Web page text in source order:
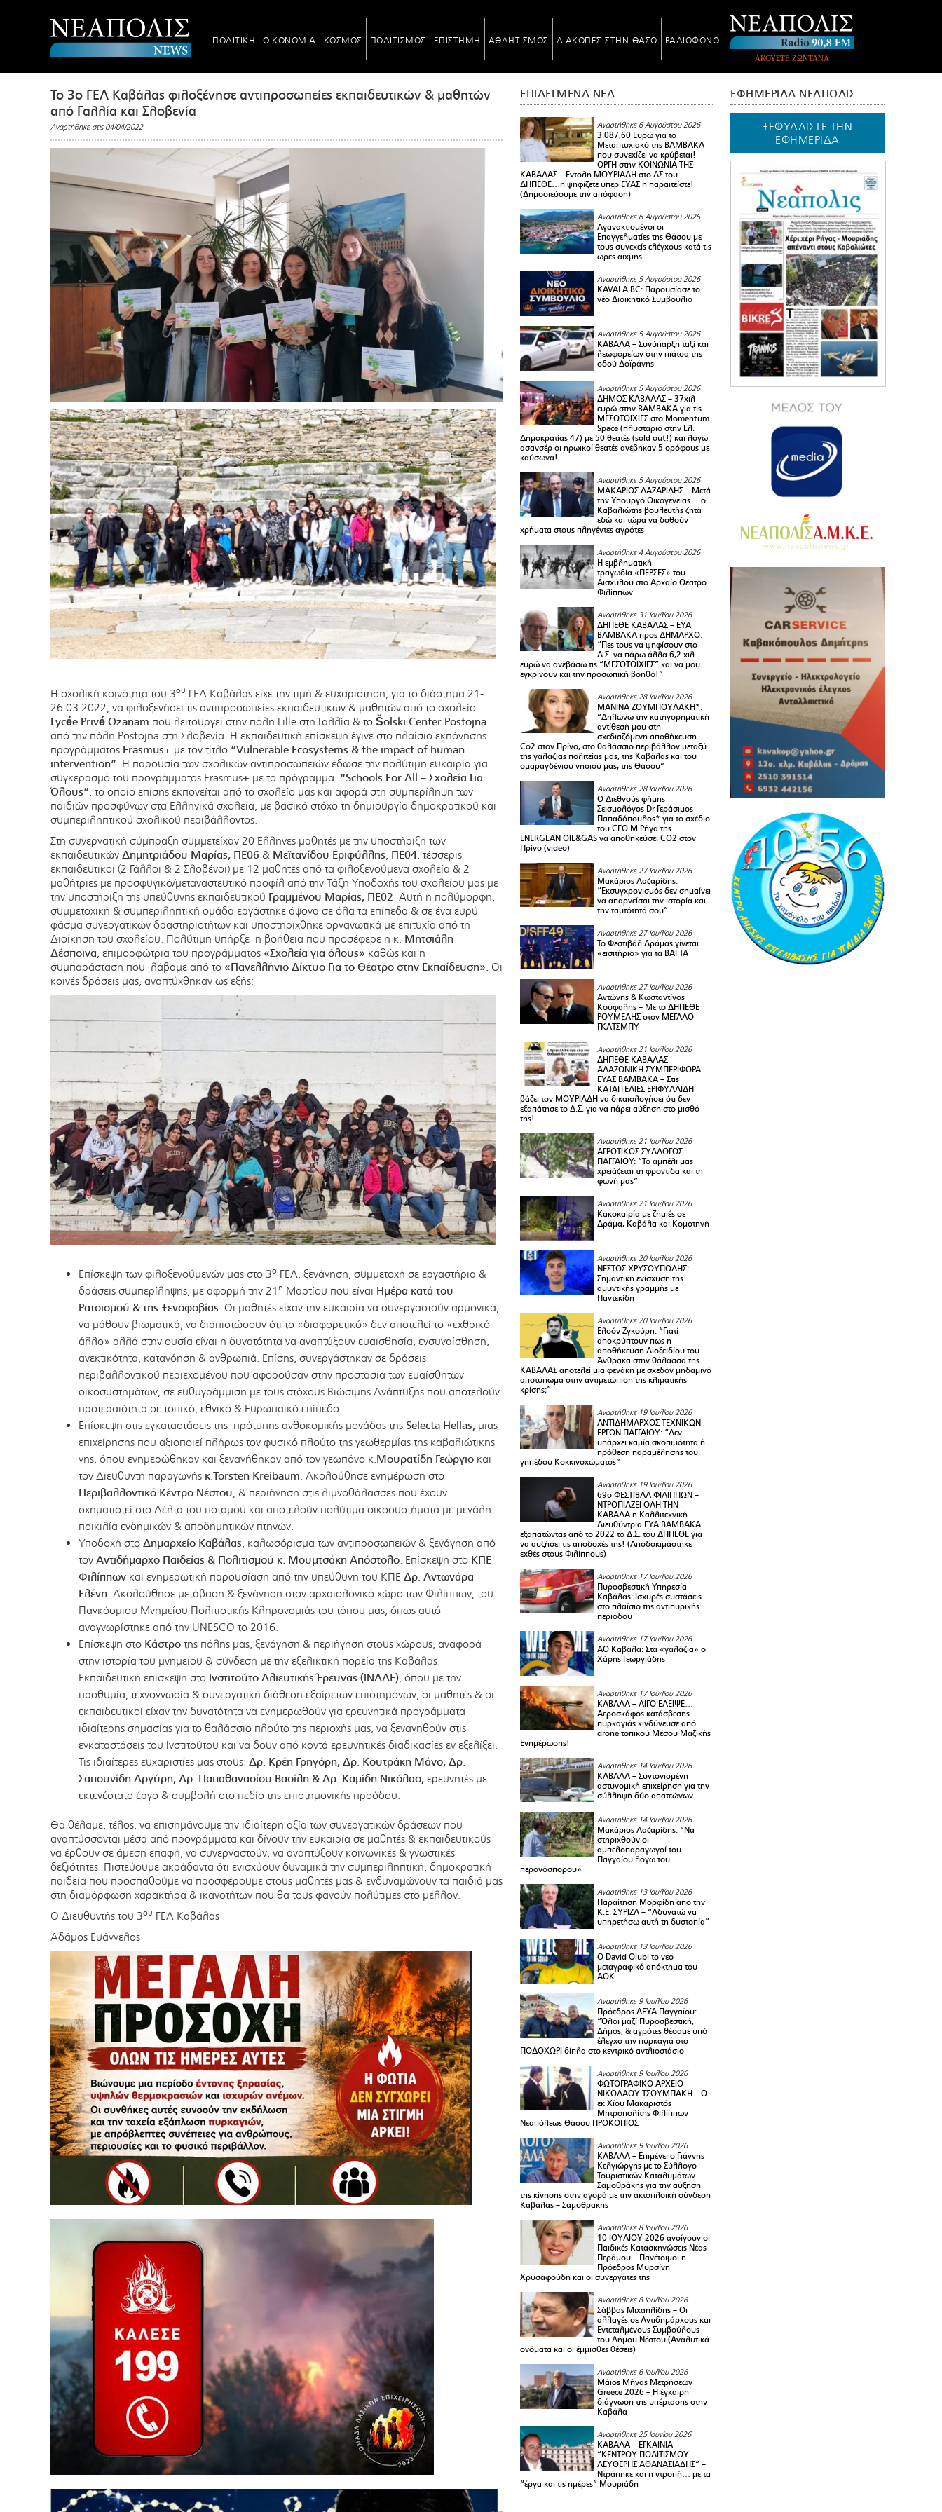
ΠΟΛΙΤΙΚΗ ΟΙΚΟΝΟΜΙΑ ΚΟΣΜΟΣ ΠΟΛΙΤΙΣΜΟΣ ΕΠΙΣΤΗΜΗ ΑΘΛΗΤΙΣΜΟΣ ΔΙΑΚΟΠΕΣ ΣΤΗΝ ΘΑΣΟ ΡΑΔΙΟΦΩΝΟ
ΑΚΟΥΣΤΕ ΖΩΝΤΑΝΑ
To 3ο ΓΕΛ Καβάλας φιλοξένησε αντιπροσωπείες εκπαιδευτικών & μαθητών
από Γαλλία και Σλοβενία
Αναρτήθηκε στις 04/04/2022
Η σχολική κοινότητα του 3ου ΓΕΛ Καβάλας είχε την τιμή & ευχαρίστηση, για το διάστημα 21-
26.03.2022, να φιλοξενήσει τις αντιπροσωπείες εκπαιδευτικών & μαθητών από το σχολείο
Lycée Privé Ozanam που λειτουργεί στην πόλη Lille στη Γαλλία & το Šolski Center Postojna
από την πόλη Postojna στη Σλοβενία. Η εκπαιδευτική επίσκεψη έγινε στο πλαίσιο εκπόνησης
προγράμματος Erasmus+ με τον τίτλο “Vulnerable Ecosystems & the impact of human
intervention” . Η παρουσία των σχολικών αντιπροσωπειών έδωσε την πολύτιμη ευκαιρία για
συγκερασμό του προγράμματος Erasmus+ με το πρόγραμμα “Schools For All – Σχολεία Για
Όλους” , το οποίο επίσης εκπονείται από το σχολείο μας και αφορά στη συμπερίληψη των
παιδιών προσφύγων στα Ελληνικά σχολεία, με βασικό στόχο τη δημιουργία δημοκρατικού και
συμπεριληπτικού σχολικού περιβάλλοντος.
Στη συνεργατική σύμπραξη συμμετείχαν 20 Έλληνες μαθητές με την υποστήριξη των
εκπαιδευτικών Δημητριάδου Μαρίας, ΠΕ06 & Μεϊτανίδου Εριφύλλης ΠΕ04 , τέσσερις
εκπαιδευτικοί (2 Γάλλοι & 2 Σλοβένοι) με 12 μαθητές από τα φιλοξενούμενα σχολεία & 2
μαθήτριες με προσφυγικό/μεταναστευτικό προφίλ από την Τάξη Υποδοχής του σχολείου μας με
την υποστήριξη της υπεύθυνης εκπαιδευτικού Γραμμένου Μαρίας, ΠΕ02 . Αυτή η πολύμορφη,
συμμετοχική & συμπεριληπτική ομάδα εργάστηκε άψογα σε όλα τα επίπεδα & σε ένα ευρύ
φάσμα συνεργατικών δραστηριοτήτων και υποστηρίχθηκε οργανωτικά με επιτυχία από τη
Διοίκηση του σχολείου. Πολύτιμη υπήρξε η βοήθεια που προσέφερε η κ. Μητσιάλη
Δέσποινα , επιμορφώτρια του προγράμματος «Σχολεία για όλους» καθώς και η
συμπαράσταση που λάβαμε από το «Πανελλήνιο Δίκτυο Για το Θέατρο στην Εκπαίδευση». Οι
κοινές δράσεις μας, αναπτύχθηκαν ως εξής:
Επίσκεψη των φιλοξενούμενών μας στο 3ο ΓΕΛ, ξενάγηση, συμμετοχή σε εργαστήρια &
δράσεις συμπερίληψης, με αφορμή την 21 η Μαρτίου που είναι Ημέρα κατά του
Ρατσισμού & της Ξενοφοβίας. Οι μαθητές είχαν την ευκαιρία να συνεργαστούν αρμονικά,
να μάθουν βιωματικά, να διαπιστώσουν ότι το «διαφορετικό» δεν αποτελεί το «εχθρικό
άλλο» αλλά στην ουσία είναι η δυνατότητα να αναπτύξουν ευαισθησία, ενσυναίσθηση,
ανεκτικότητα, κατανόηση & ανθρωπιά. Επίσης, συνεργάστηκαν σε δράσεις
περιβαλλοντικού περιεχομένου που αφορούσαν στην προστασία των ευαίσθητων
οικοσυστημάτων, σε ευθυγράμμιση με τους στόχους Βιώσιμης Ανάπτυξης που αποτελούν
προτεραιότητα σε τοπικό, εθνικό & Ευρωπαϊκό επίπεδο.
Επίσκεψη στις εγκαταστάσεις της πρότυπης ανθοκομικής μονάδας της Selecta Hellas, μιας
επιχείρησης που αξιοποιεί πλήρως τον φυσικό πλούτο της γεωθερμίας της καβαλιώτικης
γης, όπου ενημερώθηκαν και ξεναγήθηκαν από τον γεωπόνο κ.Μουρατίδη Γεώργιο και
τον Διευθυντή παραγωγής κ.Torsten Kreibaum. Ακολούθησε ενημέρωση στο
Περιβαλλοντικό Κέντρο Νέστου, & περιήγηση στις λιμνοθάλασσες που έχουν
σχηματιστεί στο Δέλτα του ποταμού και αποτελούν πολύτιμα οικοσυστήματα με μεγάλη
ποικιλία ενδημικών & αποδημητικών πτηνών.
Υποδοχή στο Δημαρχείο Καβάλας, καλωσόρισμα των αντιπροσωπειών & ξενάγηση από
τον Αντιδήμαρχο Παιδείας & Πολιτισμού κ. Μουμτσάκη Απόστολο. Επίσκεψη στο ΚΠΕ
Φιλίππων και ενημερωτική παρουσίαση από την υπεύθυνη του ΚΠΕ Δρ. Αντωνάρα
Ελένη. Ακολούθησε μετάβαση & ξενάγηση στον αρχαιολογικό χώρο των Φιλίππων, του
Παγκόσμιου Μνημείου Πολιτιστικής Κληρονομιάς του τόπου μας, όπως αυτό
αναγνωρίστηκε από την UNESCO το 2016.
Επίσκεψη στο Κάστρο της πόλης μας, ξενάγηση & περιήγηση στους χώρους, αναφορά
στην ιστορία του μνημείου & σύνδεση με την εξελικτική πορεία της Καβάλας.
Εκπαιδευτική επίσκεψη στο Ινστιτούτο Αλιευτικής Έρευνας (ΙΝΑΛΕ), όπου με την
προθυμία, τεχνογνωσία & συνεργατική διάθεση εξαίρετων επιστημόνων, οι μαθητές & οι
εκπαιδευτικοί είχαν την δυνατότητα να ενημερωθούν για ερευνητικά προγράμματα
ιδιαίτερης σημασίας για το θαλάσσιο πλούτο της περιοχής μας, να ξεναγηθούν στις
εγκαταστάσεις του Ινστιτούτου και να δουν από κοντά ερευνητικές διαδικασίες εν εξελίξει.
Τις ιδιαίτερες ευχαριστίες μας στους: Δρ. Κρέη Γρηγόρη, Δρ. Κουτράκη Μάνο, Δρ.
Σαπουνίδη Αργύρη, Δρ. Παπαθανασίου Βασίλη & Δρ. Καμίδη Νικόλαο, ερευνητές με
εκτενέστατο έργο & συμβολή στο πεδίο της επιστημονικής προόδου.
Θα θέλαμε, τέλος, να επισημάνουμε την ιδιαίτερη αξία των συνεργατικών δράσεων που
αναπτύσσονται μέσα από προγράμματα και δίνουν την ευκαιρία σε μαθητές & εκπαιδευτικούς
να έρθουν σε άμεση επαφή, να συνεργαστούν, να αναπτύξουν κοινωνικές & γνωστικές
δεξιότητες. Πιστεύουμε ακράδαντα ότι ενισχύουν δυναμικά την συμπεριληπτική, δημοκρατική
παιδεία που προσπαθούμε να προσφέρουμε στους μαθητές μας & ενδυναμώνουν τα παιδιά μας
στη διαμόρφωση χαρακτήρα & ικανοτήτων που θα τους φανούν πολύτιμες στο μέλλον.
Ο Διευθυντής του 3ου ΓΕΛ Καβάλας
Αδάμος Ευάγγελος
ΕΠΙΛΕΓΜΕΝΑ ΝΕΑ
Αναρτήθηκε 6 Αυγούστου 2026
3.087,60 Ευρώ για το
Μεταπτυχιακό της ΒΑΜΒΑΚΑ
που συνεχίζει να κρύβεται!
ΟΡΓΗ στην ΚΟΙΝΩΝΙΑ ΤΗΣ
ΚΑΒΑΛΑΣ – Εντολή ΜΟΥΡΙΑΔΗ στο ΔΣ του
ΔΗΠΕΘΕ…η ψηφίζετε υπέρ ΕΥΑΣ η παραιτείστε!
(Δημοσιεύουμε την απόφαση)
Αναρτήθηκε 6 Αυγούστου 2026
Αγανακτισμένοι οι
Επαγγελματίες της Θάσου με
τους συνεχείς ελέγχους κατά τις
ώρες αιχμής
Αναρτήθηκε 5 Αυγούστου 2026
KAVALA BC: Παρουσίασε το
νέο Διοικητικό Συμβούλιο
Αναρτήθηκε 5 Αυγούστου 2026
ΚΑΒΑΛΑ – Συνύπαρξη ταξί και
λεωφορείων στην πιάτσα της
οδού Δοϊράνης
Αναρτήθηκε 5 Αυγούστου 2026
ΔΗΜΟΣ ΚΑΒΑΛΑΣ – 37χιλ
ευρώ στην ΒΑΜΒΑΚΑ για τις
ΜΕΣΟΤΟΙΧΙΕΣ στο Momentum
Space (πλυσταριό στην Ελ.
Δημοκρατίας 47) με 50 θεατές (sold out!) και λόγω
ασανσέρ οι ηρωικοί θεατές ανέβηκαν 5 ορόφους με
καύσωνα!
Αναρτήθηκε 5 Αυγούστου 2026
ΜΑΚΑΡΙΟΣ ΛΑΖΑΡΙΔΗΣ – Μετά
την Υπουργό Οικογένειας …ο
Καβαλιώτης βουλευτής ζητά
εδώ και τώρα να δοθούν
χρήματα στους πληγέντες αγρότες
Αναρτήθηκε 4 Αυγούστου 2026
Η εμβληματική
τραγωδία «ΠΕΡΣΕΣ» του
Αισχύλου στο Αρχαίο Θέατρο
Φιλίππων
Αναρτήθηκε 31 Ιουλίου 2026
ΔΗΠΕΘΕ ΚΑΒΑΛΑΣ – ΕΥΑ
ΒΑΜΒΑΚΑ προς ΔΗΜΑΡΧΟ:
“Πες τους να ψηφίσουν στο
Δ.Σ. να πάρω άλλα 6,2 χιλ
ευρώ να ανεβάσω τις “ΜΕΣΟΤΟΙΧΙΕΣ” και να μου
εγκρίνουν και την προσωπική βοηθό!”
Αναρτήθηκε 28 Ιουλίου 2026
ΜΑΝΙΝΑ ΖΟΥΜΠΟΥΛΑΚΗ*:
“Δηλώνω την κατηγορηματική
αντίθεσή μου στη
σχεδιαζόμενη αποθήκευση
Co2 στον Πρίνο, στο θαλάσσιο περιβάλλον μεταξύ
της γαλάζιας πολιτείας μας, της Καβάλας και του
σμαραγδένιου νησιού μας, της Θάσου”
Αναρτήθηκε 28 Ιουλίου 2026
Ο Διεθνούς φήμης
Σεισμολόγος Dr Γεράσιμος
Παπαδόπουλος* για το σχέδιο
του CEO M.Ρήγα της
ENERGEAN OIL&GAS να αποθηκεύσει CO2 στον
Πρίνο (video)
Αναρτήθηκε 27 Ιουλίου 2026
Μακάριος Λαζαρίδης:
“Εκσυγχρονισμός δεν σημαίνει
να απαρνείσαι την ιστορία και
την ταυτότητά σου”
Αναρτήθηκε 27 Ιουλίου 2026
Το Φεστιβάλ Δράμας γίνεται
«εισιτήριο» για τα BAFTA
Αναρτήθηκε 27 Ιουλίου 2026
Αντώνης & Κωσταντίνος
Κούφαλης – Με το ΔΗΠΕΘΕ
ΡΟΥΜΕΛΗΣ στον ΜΕΓΑΛΟ
ΓΚΑΤΣΜΠΥ
Αναρτήθηκε 21 Ιουλίου 2026
ΔΗΠΕΘΕ ΚΑΒΑΛΑΣ –
ΑΛΑΖΟΝΙΚΗ ΣΥΜΠΕΡΙΦΟΡΑ
ΕΥΑΣ ΒΑΜΒΑΚΑ – Στις
ΚΑΤΑΓΓΕΛΙΕΣ ΕΡΙΦΥΛΛΙΔΗ
βάζει τον ΜΟΥΡΙΑΔΗ να δικαιολογήσει ότι δεν
εξαπάτησε το Δ.Σ. για να πάρει αύξηση στο μισθό
της!
Αναρτήθηκε 21 Ιουλίου 2026
ΑΓΡΟΤΙΚΟΣ ΣΥΛΛΟΓΟΣ
ΠΑΓΓΑΙΟY: “Το αμπέλι μας
χρειάζεται τη φροντίδα και τη
φωνή μας”
Αναρτήθηκε 21 Ιουλίου 2026
Κακοκαιρία με ζημιές σε
Δράμα, Καβάλα και Κομοτηνή
Αναρτήθηκε 20 Ιουλίου 2026
ΝΕΣΤΟΣ ΧΡΥΣΟΥΠΟΛΗΣ:
Σημαντική ενίσχυση της
αμυντικής γραμμής με
Παντεκίδη
Αναρτήθηκε 20 Ιουλίου 2026
Ελσόν Ζγκούρη: “Γιατί
αποκρύπτουν πως η
αποθήκευση Διοξειδίου του
Άνθρακα στην θάλασσα της
ΚΑΒΑΛΑΣ αποτελεί μια φενάκη με σχεδόν μηδαμινό
αποτύπωμα στην αντιμετώπιση της κλιματικής
κρίσης;”
Αναρτήθηκε 19 Ιουλίου 2026
ΑΝΤΙΔΗΜΑΡΧΟΣ ΤΕΧΝΙΚΩΝ
ΕΡΓΩΝ ΠΑΓΓΑΙΟΥ: “Δεν
υπάρχει καμία σκοπιμότητα ή
πρόθεση παραμέλησης του
γηπέδου Κοκκινοχώματος”
Αναρτήθηκε 19 Ιουλίου 2026
69ο ΦΕΣΤΙΒΑΛ ΦΙΛΙΠΠΩΝ –
ΝΤΡΟΠΙΑΖΕΙ ΟΛΗ ΤΗΝ
ΚΑΒΑΛΑ η Καλλιτεχνική
Διευθύντρια ΕΥΑ ΒΑΜΒΑΚΑ
εξαπατώντας από το 2022 το Δ.Σ. του ΔΗΠΕΘΕ για
να αυξήσει τις αποδοχές της! (Αποδοκιμάστηκε
εχθές στους Φιλίππους)
Αναρτήθηκε 17 Ιουλίου 2026
Πυροσβεστική Υπηρεσία
Καβάλας: Ισχυρές συστάσεις
στο πλαίσιο της αντιπυρικής
περιόδου
Αναρτήθηκε 17 Ιουλίου 2026
ΑΟ Καβάλα: Στα «γαλάζια» ο
Χάρης Γεωργιάδης
Αναρτήθηκε 17 Ιουλίου 2026
ΚΑΒΑΛΑ – ΛΙΓΟ ΕΛΕΙΨΕ…
Αεροσκάφος κατάσβεσης
πυρκαγιάς κινδύνευσε από
drone τοπικού Μέσου Μαζικής
Ενημέρωσης!
Αναρτήθηκε 14 Ιουλίου 2026
ΚΑΒΑΛΑ – Συντονισμένη
αστυνομική επιχείρηση για την
σύλληψη δύο απατεώνων
Αναρτήθηκε 14 Ιουλίου 2026
Μακάριος Λαζαρίδης: “Να
στηριχθούν οι
αμπελοπαραγωγοί του
Παγγαίου λόγω του
περονόσπορου»
Αναρτήθηκε 13 Ιουλίου 2026
Παραίτηση Μορφίδη απο την
Κ.Ε. ΣΥΡΙΖΑ – “Αδυνατώ να
υπηρετήσω αυτή τη δυστοπία”
Αναρτήθηκε 13 Ιουλίου 2026
Ο David Olubi το νεο
μεταγραφικό απόκτημα του
ΑΟΚ
Αναρτήθηκε 9 Ιουλίου 2026
Πρόεδρος ΔΕΥΑ Παγγαίου:
“Όλοι μαζί Πυροσβεστική,
Δήμος, & αγρότες θέσαμε υπό
έλεγχο την πυρκαγιά στο
ΠΟΔΟΧΩΡΙ δίπλα στο κεντρικό αντλιοστάσιο
Αναρτήθηκε 9 Ιουλίου 2026
ΦΩΤΟΓΡΑΦΙΚΟ ΑΡΧΕΙΟ
ΝΙΚΟΛΑΟΥ ΤΣΟΥΜΠΑΚΗ – Ο
εκ Χίου Μακαριστός
Μητροπολίτης Φιλίππων
Νεαπόλεως Θάσου ΠΡΟΚΟΠΙΟΣ
Αναρτήθηκε 9 Ιουλίου 2026
ΚΑΒΑΛΑ – Επιμένει ο Γιάννης
Κελγιώργης με το Σύλλογο
Τουριστικών Καταλυμάτων
Σαμοθράκης για την αύξηση
της κίνησης στην αγορά με την ακτοπλοϊκή σύνδεση
Καβάλας – Σαμοθρακης
Αναρτήθηκε 8 Ιουλίου 2026
10 ΙΟΥΛΙΟΥ 2026 ανοίγουν οι
Παιδικές Κατασκηνώσεις Νέας
Περάμου – Πανέτοιμοι η
Πρόεδρος Μυρσίνη
Χρυσαφούδη και οι συνεργάτες της
Αναρτήθηκε 8 Ιουλίου 2026
Σάββας Μιχαηλίδης – Οι
αλλαγές σε Αντιδημάρχους και
Εντεταλμένους Συμβούλους
του Δήμου Νέστου (Αναλυτικά
ονόματα και οι έμμισθες θέσεις)
Αναρτήθηκε 6 Ιουλίου 2026
Μάιος Μήνας Μετρήσεων
Greece 2026 – H έγκαιρη
διάγνωση της υπέρτασης στην
Καβάλα
Αναρτήθηκε 25 Ιουνίου 2026
ΚΑΒΑΛΑ – ΕΓΚΑΙΝΙΑ
“ΚΕΝΤΡΟΥ ΠΟΛΙΤΙΣΜΟΥ
ΛΕΥΘΕΡΗΣ ΑΘΑΝΑΣΙΑΔΗΣ” –
Ντράπηκε και η ντροπή… με τα
“έργα και τις ημέρες” Μουριάδη
ΕΦΗΜΕΡΙΔΑ ΝΕΑΠΟΛΙΣ
ΞΕΦΥΛΛΙΣΤΕ ΤΗΝ
ΕΦΗΜΕΡΙΔΑ